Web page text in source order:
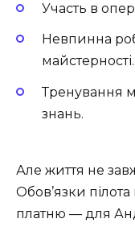
Участь в
Невпинна
майстерності.
Тренування
знань.
Але життя не
Обов’язки
платню — для